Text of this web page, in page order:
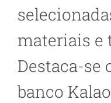
materiais e
Destaca-se
banco